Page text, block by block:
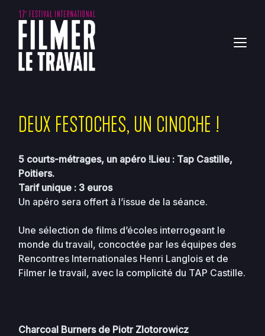
DEUX FESTOCHES, UN CINOCHE !
5 courts-métrages, un apéro !Lieu : Tap Castille,
Poitiers.
Tarif unique : 3 euros
Un apéro sera offert à l’issue de la séance.
Une sélection de films d’écoles interrogeant le
monde du travail, concoctée par les équipes des
Rencontres Internationales Henri Langlois et de
Filmer le travail, avec la complicité du TAP Castille.
Charcoal Burners de Piotr Zlotorowicz